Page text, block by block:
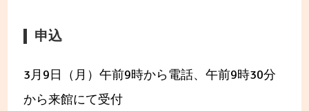
申込
3月9日（月）午前9時から電話、午前9時30分
から来館にて受付